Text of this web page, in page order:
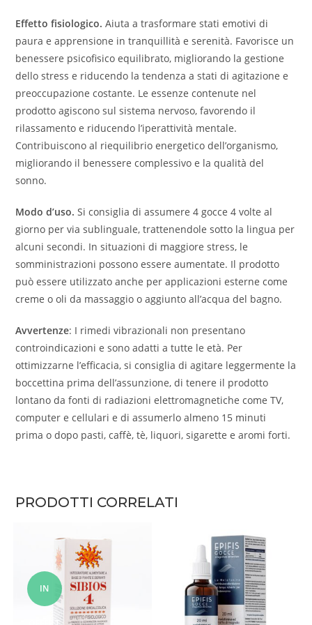
Effetto fisiologico. Aiuta a trasformare stati emotivi di
paura e apprensione in tranquillità e serenità. Favorisce un
benessere psicofisico equilibrato, migliorando la gestione
dello stress e riducendo la tendenza a stati di agitazione e
preoccupazione costante. Le essenze contenute nel
prodotto agiscono sul sistema nervoso, favorendo il
rilassamento e riducendo l’iperattività mentale.
Contribuiscono al riequilibrio energetico dell’organismo,
migliorando il benessere complessivo e la qualità del
sonno.
Modo d’uso.Si consiglia di assumere 4 gocce 4 volte al
giorno per via sublinguale, trattenendole sotto la lingua per
alcuni secondi. In situazioni di maggiore stress, le
somministrazioni possono essere aumentate. Il prodotto
può essere utilizzato anche per applicazioni esterne come
creme o oli da massaggio o aggiunto all’acqua del bagno.
Avvertenze: I rimedi vibrazionali non presentano
controindicazioni e sono adatti a tutte le età. Per
ottimizzarne l’efficacia, si consiglia di agitare leggermente la
boccettina prima dell’assunzione, di tenere il prodotto
lontano da fonti di radiazioni elettromagnetiche come TV,
computer e cellulari e di assumerlo almeno 15 minuti
prima o dopo pasti, caffè, tè, liquori, sigarette e aromi forti.
PRODOTTI CORRELATI
IN